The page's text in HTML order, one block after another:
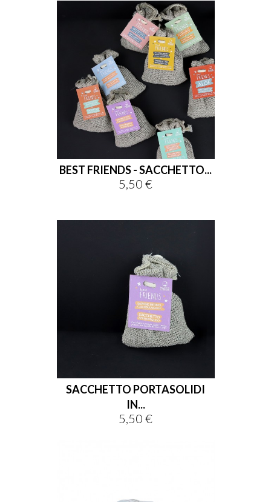
BEST FRIENDS - SACCHETTO...
Prezzo
5,50 €
SACCHETTO PORTASOLIDI
IN...
Prezzo
5,50 €